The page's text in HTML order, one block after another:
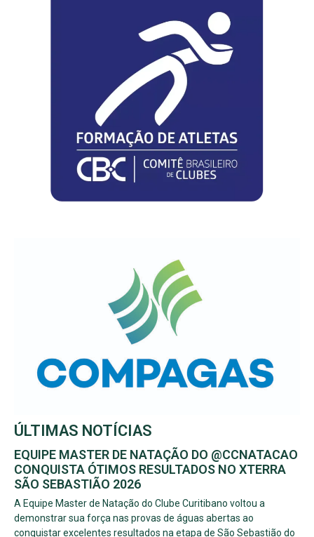
ÚLTIMAS NOTÍCIAS
EQUIPE MASTER DE NATAÇÃO DO @CCNATACAO
CONQUISTA ÓTIMOS RESULTADOS NO XTERRA
SÃO SEBASTIÃO 2026
A Equipe Master de Natação do Clube Curitibano voltou a
demonstrar sua força nas provas de águas abertas ao
conquistar excelentes resultados na etapa de São Sebastião do